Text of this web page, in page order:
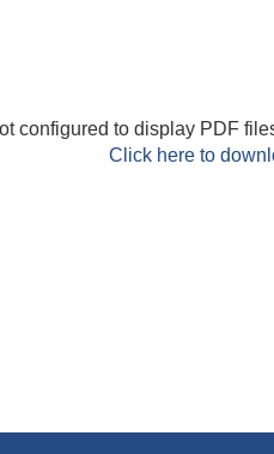
configured to display PDF
Click here to